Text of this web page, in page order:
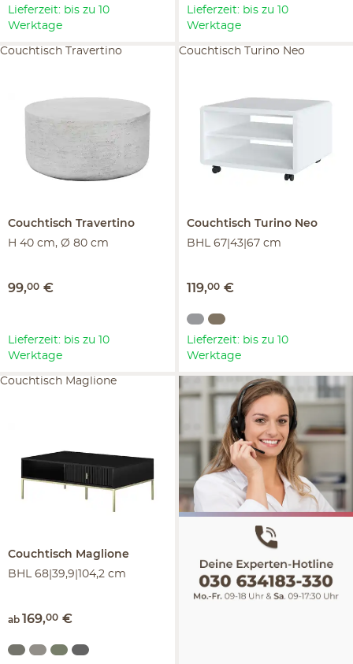
Lieferzeit: bis zu 10
Werktage
Lieferzeit: bis zu 10
Werktage
Couchtisch Travertino
H 40 cm, Ø 80 cm
99,00 €
Couchtisch Travertino
Lieferzeit: bis zu 10
Werktage
Couchtisch Turino Neo
BHL 67|43|67 cm
119,00 €
Couchtisch Turino Neo
Lieferzeit: bis zu 10
Werktage
Couchtisch Maglione
BHL 68|39,9|104,2 cm
ab 169,00 €
Couchtisch Maglione